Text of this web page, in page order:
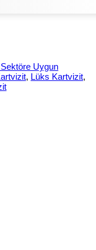
Uygun
, Lüks Kartvizit,